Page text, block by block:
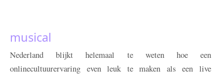
musical
Nederland blijkt helemaal te weten hoe een
onlinecultuurervaring even leuk te maken als een live